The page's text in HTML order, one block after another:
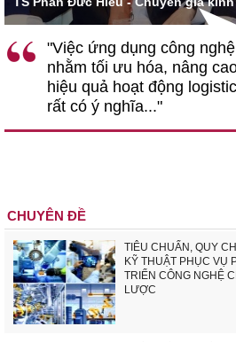
"Việc ứng dụng công
nhằm tối ưu hóa, nâng
hiệu quả hoạt động
rất có ý nghĩa..."
CHUYÊN ĐỀ
TIÊU CHUẨN, QUY
KỸ THUẬT PHỤC VỤ
TRIỂN CÔNG NGHỆ
LƯỢC